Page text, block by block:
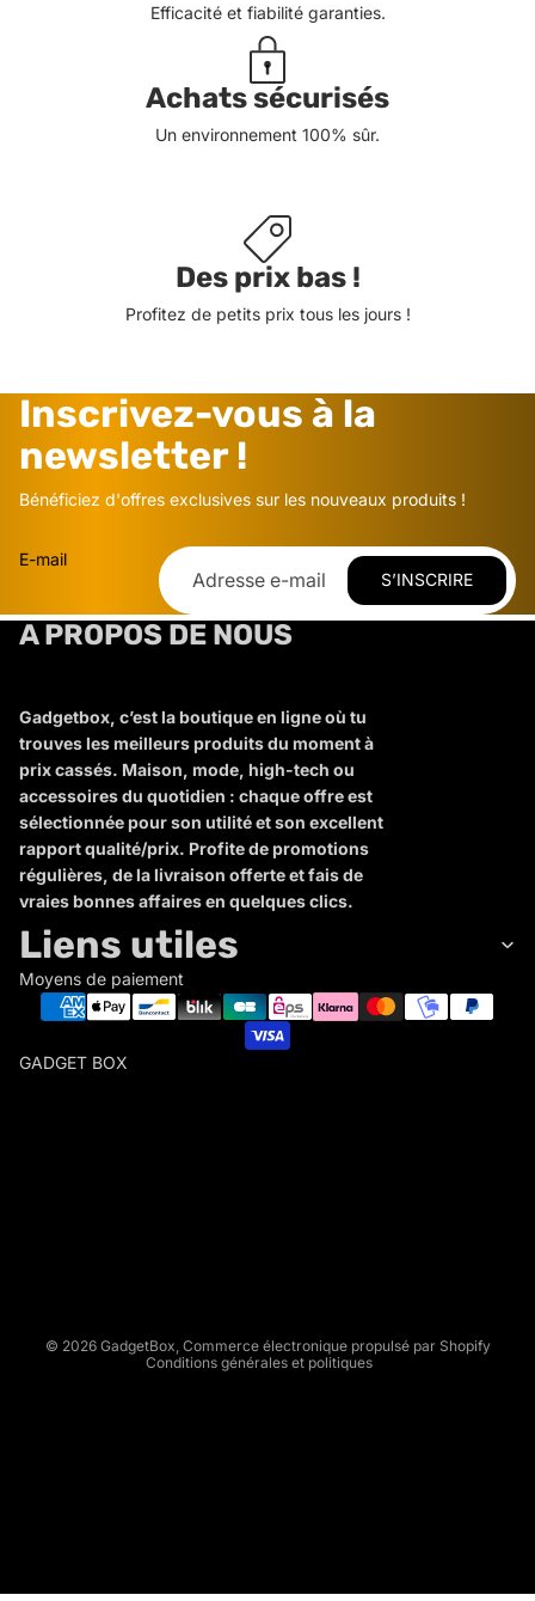
Efficacité et fiabilité garanties.
Achats sécurisés
Un environnement 100% sûr.
Des prix bas !
Profitez de petits prix tous les jours !
Inscrivez-vous à la
newsletter !
Bénéficiez d'offres exclusives sur les nouveaux produits !
E-mail
S’INSCRIRE
A PROPOS DE NOUS
Gadgetbox, c’est la boutique en ligne où tu
trouves les meilleurs produits du moment à
prix cassés. Maison, mode, high-tech ou
accessoires du quotidien : chaque offre est
sélectionnée pour son utilité et son excellent
rapport qualité/prix. Profite de promotions
régulières, de la livraison offerte et fais de
vraies bonnes affaires en quelques clics.
Liens utiles
Moyens de paiement
GADGET BOX
© 2026 GadgetBox Commerce électronique propulsé par Shopify
Conditions générales et politiques